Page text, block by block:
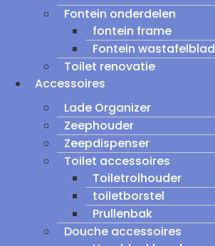
Fontein onderdelen
fontein frame
Fontein wastafelblad
Toilet renovatie
Accessoires
Lade Organizer
Zeephouder
Zeepdispenser
Toilet accessoires
Toiletrolhouder
toiletborstel
Prullenbak
Douche accessoires